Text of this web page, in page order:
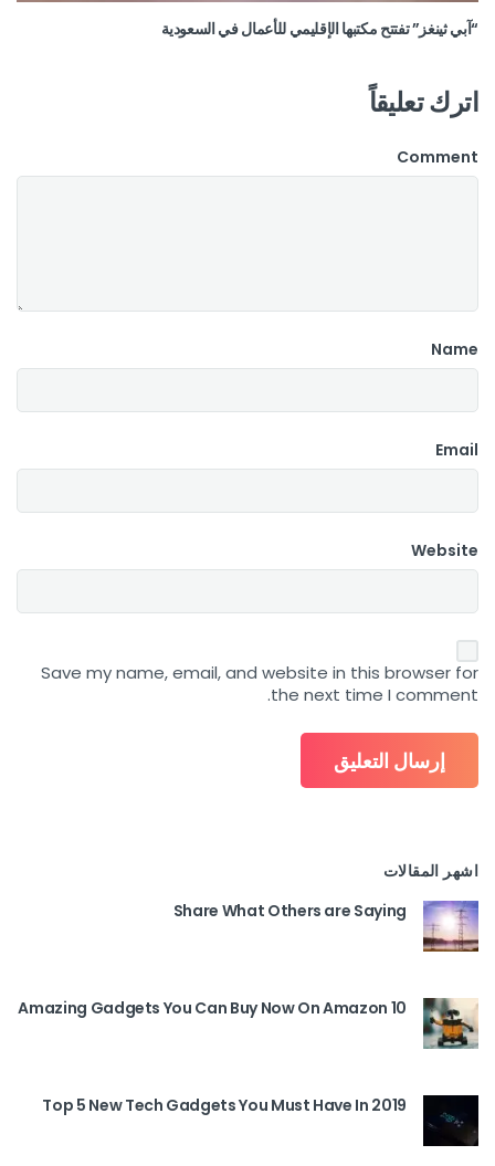
“آبي ثينغز” تفتتح مكتبها الإقليمي للأعمال في السعودية
اترك تعليقاً
Comment
Name
Email
Website
Save my name, email, and website in this browser for
the next time I comment.
اشهر المقالات
Share What Others are Saying
10 Amazing Gadgets You Can Buy Now On Amazon
Top 5 New Tech Gadgets You Must Have In 2019